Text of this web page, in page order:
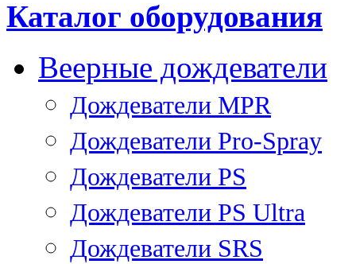
Каталог оборудования
Веерные дождеватели
Дождеватели MPR
Дождеватели Pro-Spray
Дождеватели PS
Дождеватели PS Ultra
Дождеватели SRS